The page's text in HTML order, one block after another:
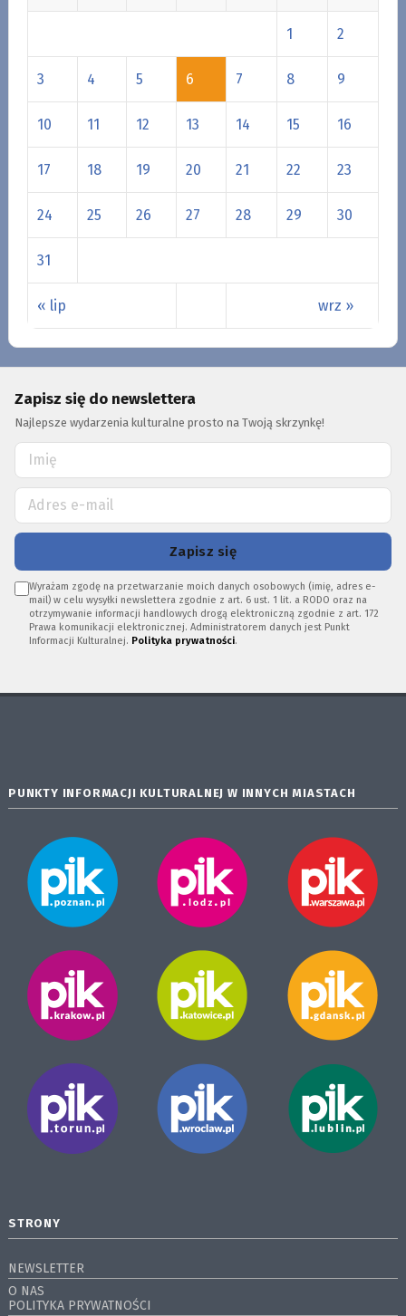
« lip wrz »
1 2
3 4 5 6 7 8 9
10 11 12 13 14 15 16
17 18 19 20 21 22 23
24 25 26 27 28 29 30
31
Zapisz się do newslettera
Najlepsze wydarzenia kulturalne prosto na Twoją skrzynkę!
Zapisz się
Wyrażam zgodę na przetwarzanie moich danych osobowych (imię, adres e-
mail) w celu wysyłki newslettera zgodnie z art. 6 ust. 1 lit. a RODO oraz na
otrzymywanie informacji handlowych drogą elektroniczną zgodnie z art. 172
Prawa komunikacji elektronicznej. Administratorem danych jest Punkt
Informacji Kulturalnej. Polityka prywatności.
PUNKTY INFORMACJI KULTURALNEJ W INNYCH MIASTACH
STRONY
NEWSLETTER
O NAS
POLITYKA PRYWATNOŚCI